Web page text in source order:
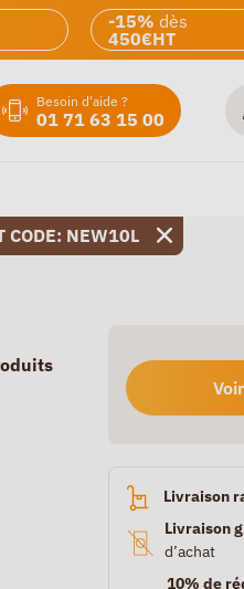
-15% dès
450€HT
Besoin d'aide ?
01 71 63 15 00
CODE: NEW10L
Livraison
Livraison
d’achat
10% de